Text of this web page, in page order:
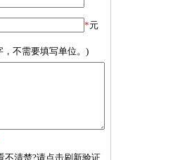
*元
，不需要填写单位。)